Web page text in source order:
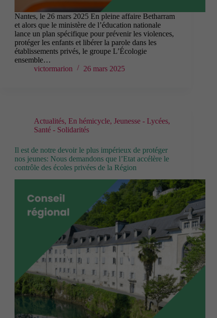
Nantes, le 26 mars 2025 En pleine affaire Betharram
et alors que le ministère de l’éducation nationale
lance un plan spécifique pour prévenir les violences,
protéger les enfants et libérer la parole dans les
établissements privés, le groupe L’Écologie
ensemble…
victormarion
26 mars 2025
Actualités, En hémicycle, Jeunesse - Lycées,
Santé - Solidarités
Il est de notre devoir le plus impérieux de protéger
nos jeunes: Nous demandons que l’Etat accélère le
contrôle des écoles privées de la Région